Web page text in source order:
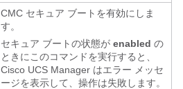
CMC セキュア ブートを有効にしま
す。
セキュア ブートの状態が enabled の
ときにこのコマンドを実行すると、
Cisco UCS Manager はエラー メッセ
ージを表示して、操作は失敗します。